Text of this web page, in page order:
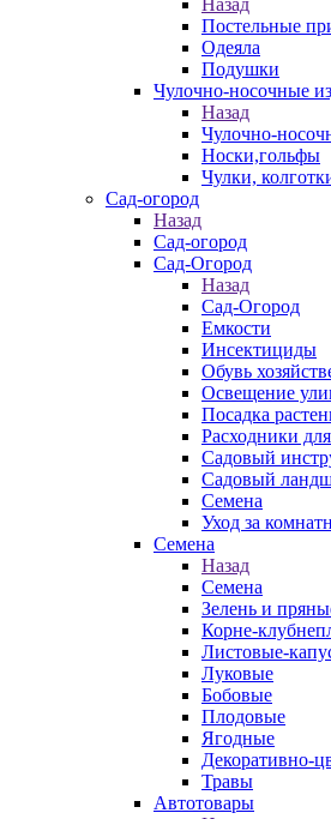
Постельные
Одеяла
Подушки
Чулочно-носочные
Назад
Чулочно-
Носки,гольфы
Чулки,
Сад-огород
Назад
Сад-огород
Сад-Огород
Назад
Сад-Огород
Емкости
Инсектициды
Обувь
Освещение
Посадка
Расходники
Садовый
Садовый
Семена
Уход за
Семена
Назад
Семена
Зелень и
Корне-
Листовые-
Луковые
Бобовые
Плодовые
Ягодные
Декоративно-
Травы
Автотовары